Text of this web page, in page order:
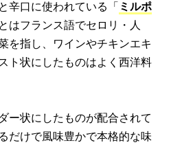
辛口に使われている「 ミルポ
はフランス語でセロリ・人
を指し、ワインやチキンエキ
ト状にしたものはよく西洋料
ー状にしたものが配合されて
だけで風味豊かで本格的な味